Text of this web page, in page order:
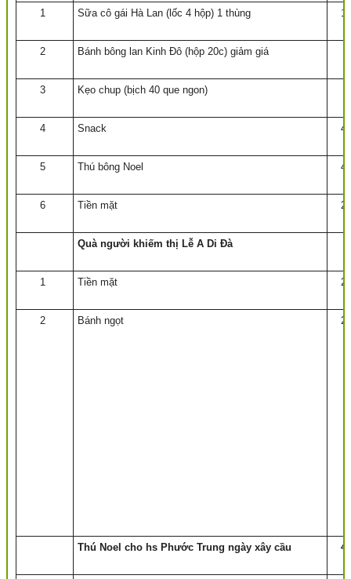
1 Sữa cô gái Hà Lan (lốc 4 hộp) 1 thùng 12
2 Bánh bông lan Kinh Đô (hộp 20c) giảm giá
3 Kẹo chup (bịch 40 que ngon)
4 Snack 40
5 Thú bông Noel 40
6 Tiền mặt 25
Quà người khiếm thị Lễ A Di Đà
1 Tiền mặt 20
2 Bánh ngọt 20
Thú Noel cho hs Phước Trung ngày xây cầu 45